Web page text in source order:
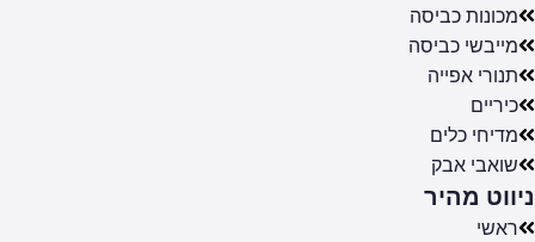
מכונות כביסה
מייבשי כביסה
תנורי אפייה
כיריים
מדיחי כלים
שואבי אבק
ניווט מהיר
ראשי